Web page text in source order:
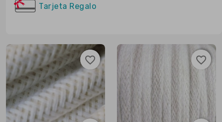
Tarjeta Regalo
favorite_border
favorite_border favorite_border
favorite_border